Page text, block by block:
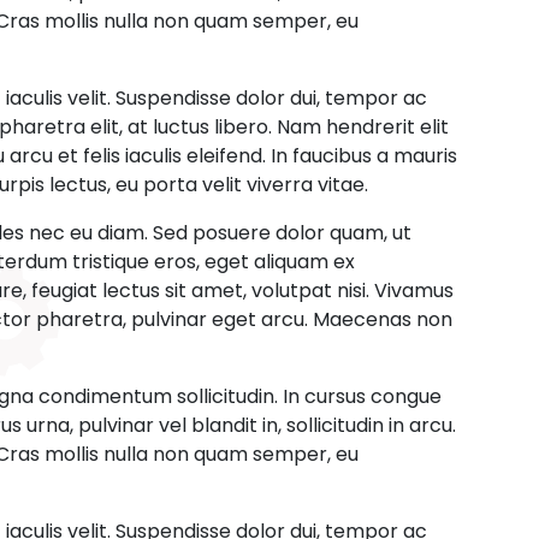
mollis nulla non quam semper, eu
velit. Suspendisse dolor dui, tempor ac
elit, at luctus libero. Nam hendrerit elit
et felis iaculis eleifend. In faucibus a mauris
lectus, eu porta velit viverra vitae.
nec eu diam. Sed posuere dolor quam, ut
tristique eros, eget aliquam ex
feugiat lectus sit amet, volutpat nisi. Vivamus
pharetra, pulvinar eget arcu. Maecenas non
condimentum sollicitudin. In cursus congue
urna, pulvinar vel blandit in, sollicitudin in arcu.
mollis nulla non quam semper, eu
velit. Suspendisse dolor dui, tempor ac